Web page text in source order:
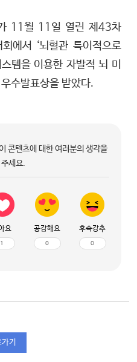
11월 11일 열린 제43차
에서 ‘뇌혈관 특이적으로
템을 이용한 자발적 뇌 미
수발표상을 받았다.
콘텐츠에 대한 여러분의 생각을
세요.
요
1
공감해요
0
후속강추
0
기